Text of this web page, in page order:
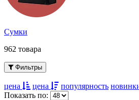
Сумки
962 товара
Фильтры
цена цена популярность
Показать по: